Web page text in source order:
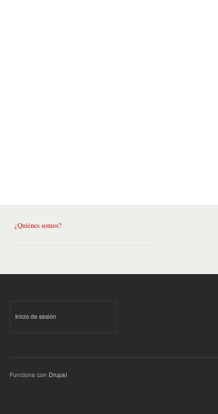
¿Quiénes somos?
Inicio de sesión
Funciona con Drupal